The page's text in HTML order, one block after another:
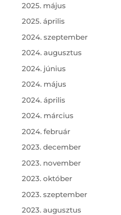
2025. május
2025. április
2024. szeptember
2024. augusztus
2024. június
2024. május
2024. április
2024. március
2024. február
2023. december
2023. november
2023. október
2023. szeptember
2023. augusztus